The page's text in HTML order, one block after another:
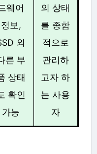
웨어
정보,
외
른 부
상태
확인
가능
의 상태
를 종합
적으로
관리하
고자 하
는 사용
자